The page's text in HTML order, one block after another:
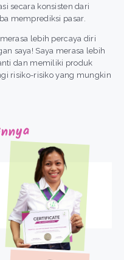
secara konsisten dari
memprediksi pasar.
lebih percaya diri
saya! Saya merasa lebih
dan memiliki produk
risiko-risiko yang mungkin